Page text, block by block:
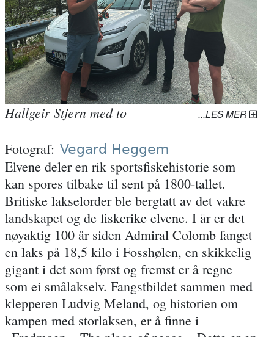
Hallgeir Stjern med to
årets sesongstart.
LES MER
Fotograf Vegard Heggem
Elvene deler en rik sportsfiskehistorie som
kan spores tilbake til sent på 1800-tallet.
Britiske lakselorder ble bergtatt av det vakre
landskapet og de fiskerike elvene. I år er det
nøyaktig 100 år siden Admiral Colomb fanget
en laks på 18,5 kilo i Fosshølen, en skikkelig
gigant i det som først og fremst er å regne
som ei smålakselv. Fangstbildet sammen med
klepperen Ludvig Meland, og historien om
kampen med storlaksen, er å finne i